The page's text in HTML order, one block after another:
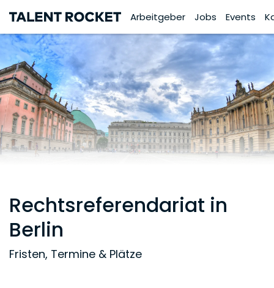
Arbeitgeber Jobs Events
Rechtsreferendariat in
Berlin
Fristen, Termine & Plätze